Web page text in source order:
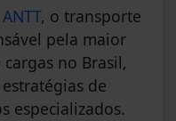
ANTT, o transporte
pela maior
no Brasil,
de
especializados.